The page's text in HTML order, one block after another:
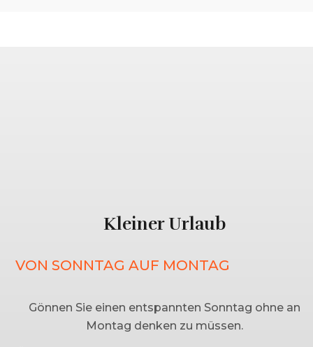
Kleiner Urlaub
VON SONNTAG AUF MONTAG
Gönnen Sie einen entspannten Sonntag ohne an
Montag denken zu müssen.